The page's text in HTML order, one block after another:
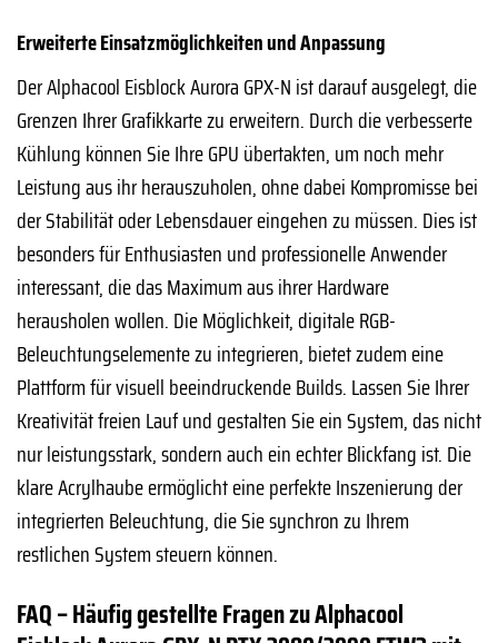
Erweiterte Einsatzmöglichkeiten und Anpassung
Der Alphacool Eisblock Aurora GPX-N ist darauf ausgelegt, die
Grenzen Ihrer Grafikkarte zu erweitern. Durch die verbesserte
Kühlung können Sie Ihre GPU übertakten, um noch mehr
Leistung aus ihr herauszuholen, ohne dabei Kompromisse bei
der Stabilität oder Lebensdauer eingehen zu müssen. Dies ist
besonders für Enthusiasten und professionelle Anwender
interessant, die das Maximum aus ihrer Hardware
herausholen wollen. Die Möglichkeit, digitale RGB-
Beleuchtungselemente zu integrieren, bietet zudem eine
Plattform für visuell beeindruckende Builds. Lassen Sie Ihrer
Kreativität freien Lauf und gestalten Sie ein System, das nicht
nur leistungsstark, sondern auch ein echter Blickfang ist. Die
klare Acrylhaube ermöglicht eine perfekte Inszenierung der
integrierten Beleuchtung, die Sie synchron zu Ihrem
restlichen System steuern können.
FAQ – Häufig gestellte Fragen zu Alphacool